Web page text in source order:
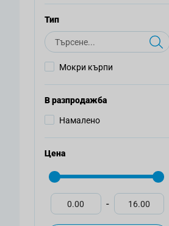
Тип
Мокри кърпи
В разпродажба
Намалено
Цена
-